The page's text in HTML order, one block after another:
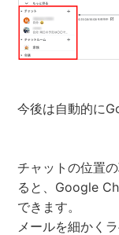
今後は自動的に
チャットの位置
ると、Google
できます。
メールを細かく